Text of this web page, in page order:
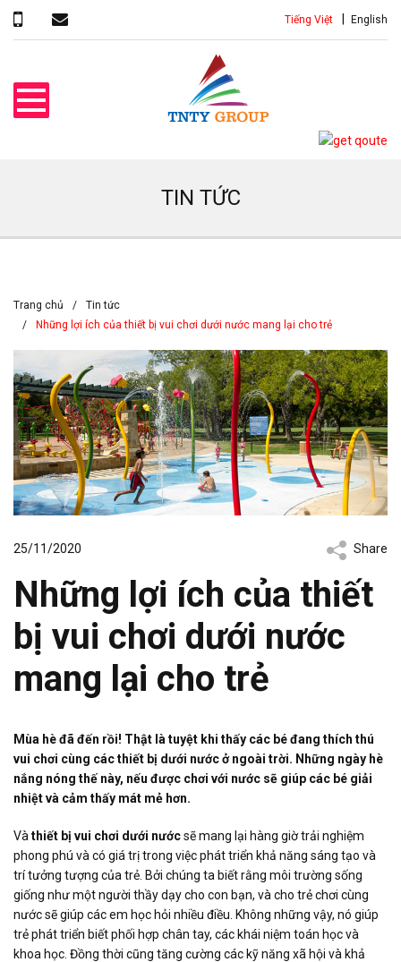
Tiếng Việt English
TIN TỨC
Trang chủ
Tin tức
Những lợi ích của thiết bị vui chơi dưới nước mang lại cho trẻ
25/11/2020 Share
Những lợi ích của thiết
bị vui chơi dưới nước
mang lại cho trẻ
Mùa hè đã đến rồi! Thật là tuyệt khi thấy các bé đang thích thú
vui chơi cùng các thiết bị dưới nước ở ngoài trời. Những ngày hè
nắng nóng thế này, nếu được chơi với nước sẽ giúp các bé giải
nhiệt và cảm thấy mát mẻ hơn.
Và thiết bị vui chơi dưới nướcsẽ mang lại hàng giờ trải nghiệm
phong phú và có giá trị trong việc phát triển khả năng sáng tạo và
trí tưởng tượng của trẻ. Bởi chúng ta biết rằng môi trường sống
giống như một người thầy dạy cho con bạn, và cho trẻ chơi cùng
nước sẽ giúp các em học hỏi nhiều điều. Không những vậy, nó giúp
trẻ phát triển biết phối hợp chân tay, các khái niệm toán học và
khoa học. Đồng thời cũng tăng cường các kỹ năng xã hội và khả